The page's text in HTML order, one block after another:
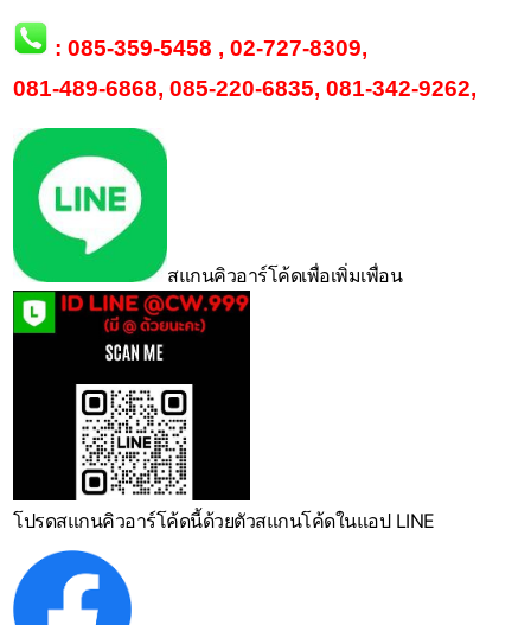
:085-359-5458 ,02-727-8309,
081-489-6868, 085-220-6835,081-342-9262,
สแกนคิวอาร์โค้ดเพื่อเพิ่มเพื่อน
โปรดสแกนคิวอาร์โค้ดนี้ด้วยตัวสแกนโค้ดในแอป LINE